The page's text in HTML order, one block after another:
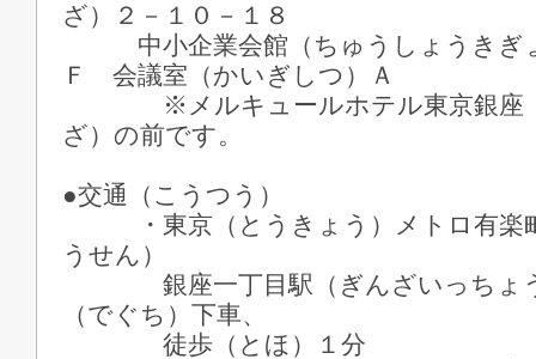
ざ）２－１０－１８
中小企業会館（ちゅうしょうきぎ
Ｆ 会議室（かいぎしつ）Ａ
※メルキュールホテル東京銀座（
ざ）の前です。
●交通（こうつう）
・東京（とうきょう）メトロ有楽
うせん）
銀座一丁目駅（ぎんざいっちょう
（でぐち）下車、
徒歩（とほ）１分